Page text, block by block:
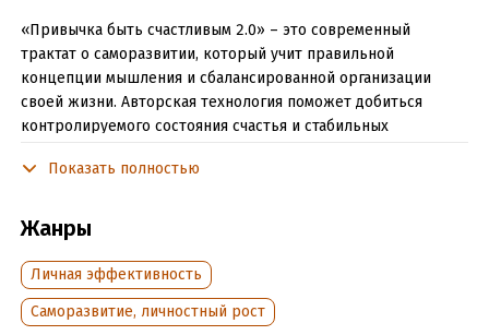
«Привычка быть счастливым 2.0» – это современный
трактат о саморазвитии, который учит правильной
концепции мышления и сбалансированной организации
своей жизни. Авторская технология поможет добиться
контролируемого состояния счастья и стабильных
Байхоу – наставник, преподаватель и писатель. Провел
основных принципов достижения счастья и превращения
его в осязаемую привычку.
В формате PDF A4 сохранён издательский дизайн.
Показать полностью
Жанры
Личная эффективность
Саморазвитие, личностный рост